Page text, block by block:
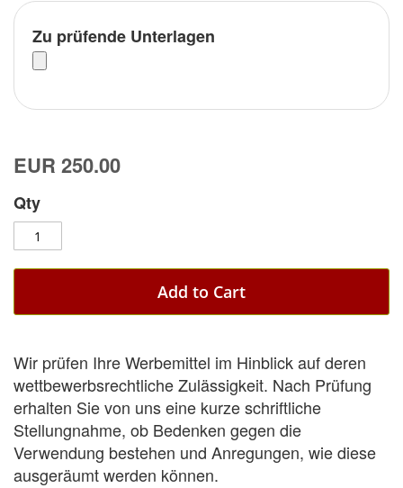
Zu prüfende Unterlagen
EUR 250.00
Qty
Add to Cart
Wir prüfen Ihre Werbemittel im Hinblick auf deren
wettbewerbsrechtliche Zulässigkeit. Nach Prüfung
erhalten Sie von uns eine kurze schriftliche
Stellungnahme, ob Bedenken gegen die
Verwendung bestehen und Anregungen, wie diese
ausgeräumt werden können.